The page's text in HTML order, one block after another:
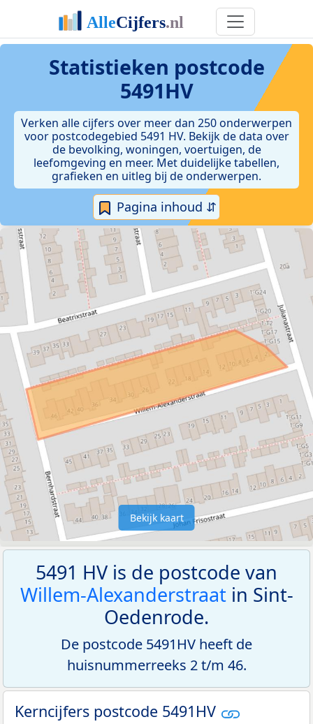
Statistieken postcode
5491HV
Verken alle cijfers over meer dan 250 onderwerpen
voor postcodegebied 5491 HV. Bekijk de data over
de bevolking, woningen, voertuigen, de
leefomgeving en meer. Met duidelijke tabellen,
grafieken en uitleg bij de onderwerpen.
Pagina inhoud ⇵
Bekijk kaart
5491 HV is de postcode van
Willem-Alexanderstraatin Sint-
Oedenrode.
De postcode 5491HV heeft de
huisnummerreeks 2 t/m 46.
Kerncijfers postcode 5491HV